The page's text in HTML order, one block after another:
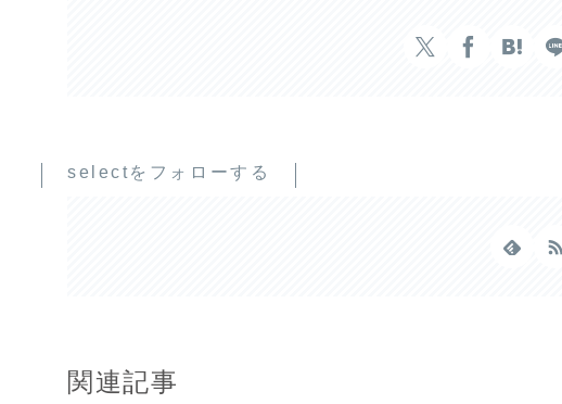
selectをフォローする
関連記事